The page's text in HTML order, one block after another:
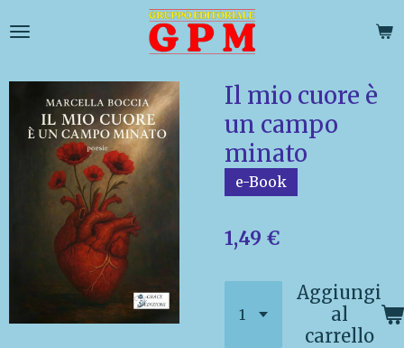
al
principale
Il mio cuore è
un campo
minato
e-Book
1,49 €
Aggiungi
al
carrello